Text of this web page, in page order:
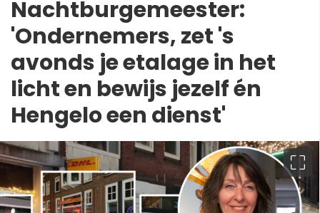
Nachtburgemeester:
'Ondernemers, zet 's
avonds je etalage in het
licht en bewijs jezelf én
Hengelo een dienst'